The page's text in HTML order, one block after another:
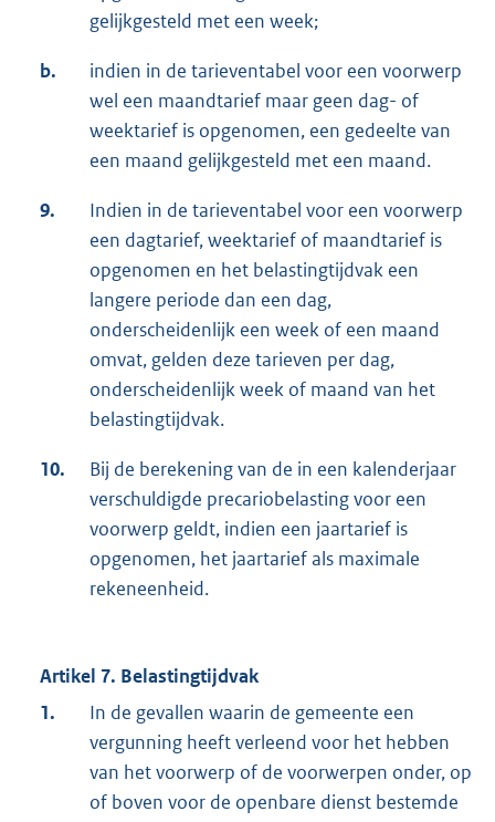
gelijkgesteld met een week;
b.
indien in de tarieventabel voor een voorwerp
wel een maandtarief maar geen dag- of
weektarief is opgenomen, een gedeelte van
een maand gelijkgesteld met een maand.
9.
Indien in de tarieventabel voor een voorwerp
een dagtarief, weektarief of maandtarief is
opgenomen en het belastingtijdvak een
langere periode dan een dag,
onderscheidenlijk een week of een maand
omvat, gelden deze tarieven per dag,
onderscheidenlijk week of maand van het
belastingtijdvak.
10.
Bij de berekening van de in een kalenderjaar
verschuldigde precariobelasting voor een
voorwerp geldt, indien een jaartarief is
opgenomen, het jaartarief als maximale
rekeneenheid.
Artikel 7. Belastingtijdvak
1.
In de gevallen waarin de gemeente een
vergunning heeft verleend voor het hebben
van het voorwerp of de voorwerpen onder, op
of boven voor de openbare dienst bestemde